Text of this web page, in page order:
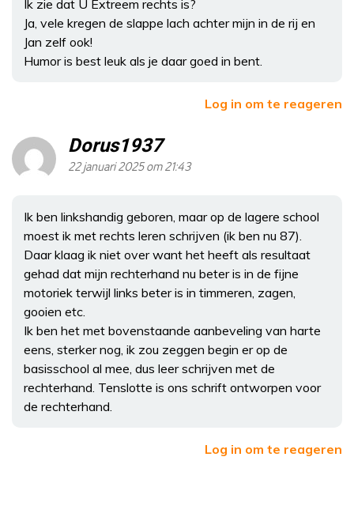
Ik zie dat U Extreem rechts is?
Ja, vele kregen de slappe lach achter mijn in de rij en
Jan zelf ook!
Humor is best leuk als je daar goed in bent.
Log in om te reageren
Dorus1937
22 januari 2025 om 21:43
Ik ben linkshandig geboren, maar op de lagere school
moest ik met rechts leren schrijven (ik ben nu 87).
Daar klaag ik niet over want het heeft als resultaat
gehad dat mijn rechterhand nu beter is in de fijne
motoriek terwijl links beter is in timmeren, zagen,
gooien etc.
Ik ben het met bovenstaande aanbeveling van harte
eens, sterker nog, ik zou zeggen begin er op de
basisschool al mee, dus leer schrijven met de
rechterhand. Tenslotte is ons schrift ontworpen voor
de rechterhand.
Log in om te reageren